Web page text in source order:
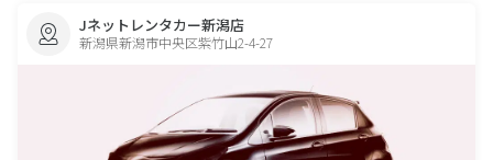
Jネットレンタカー新潟店
新潟県新潟市中央区紫竹山2-4-27